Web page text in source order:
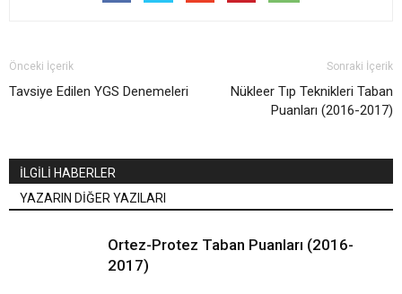
Önceki İçerik
Tavsiye Edilen YGS Denemeleri
Sonraki İçerik
Nükleer Tıp Teknikleri Taban
Puanları (2016-2017)
İLGİLİ HABERLER
YAZARIN DİĞER YAZILARI
Ortez-Protez Taban Puanları (2016-
2017)